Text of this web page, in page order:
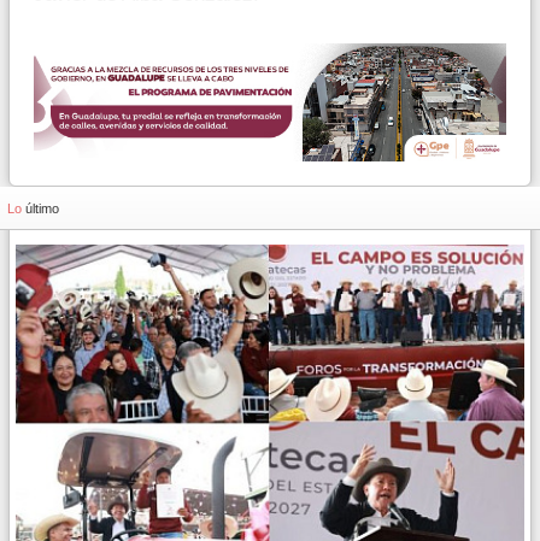
Lo último